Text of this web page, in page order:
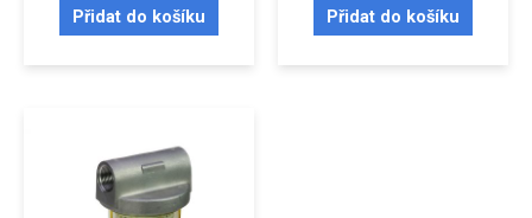
Přidat do košíku Přidat do košíku